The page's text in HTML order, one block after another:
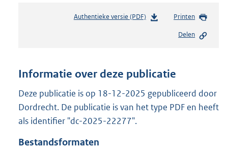
Authentieke versie (PDF)b
n
s
r
Printen
Delen
Informatie over deze publicatie
Deze publicatie is op 18-12-2025 gepubliceerd door
Dordrecht. De publicatie is van het type PDF en heeft
als identifier "dc-2025-22277".
Bestandsformaten